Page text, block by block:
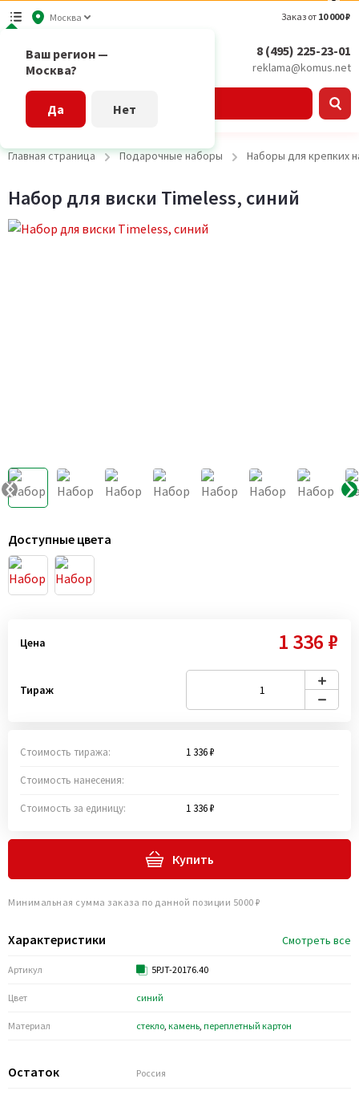
Москва
Ваш регион —
Москва?
Да Нет
Заказ от 10 000 ₽
8 (495) 225-23-01
reklama@komus.net
Главная страница Подарочные наборы Наборы для крепких
Набор для виски Timeless, синий
Доступные цвета
Характеристики Смотреть все
Артикул 5PJT-20176.40
Цвет синий
Материал стекло, камень, переплетный картон
Остаток Россия
Цена 1 336 ₽
Тираж
Стоимость тиража: 1 336 ₽
Стоимость нанесения:
Стоимость за единицу: 1 336 ₽
Купить
Минимальная сумма заказа по данной позиции 5000 ₽